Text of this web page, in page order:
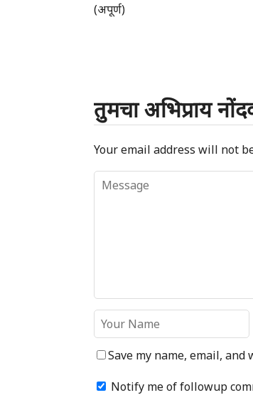
(अपूर्ण)
तुमचा अभिप्राय
Your email address will not
Save my name, email,
Notify me of followup